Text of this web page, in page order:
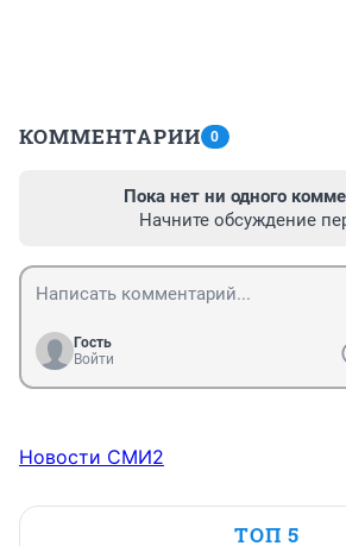
КОММЕНТАРИИ 0
Пока нет ни одного
Начните обсуждение
Гость
Войти
Новости СМИ2
ТОП 5